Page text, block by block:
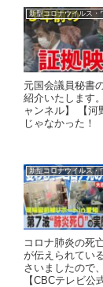
元国会議員秘書
紹介いたします
ャンネル】 【河
じゃなかった！
コロナ肺炎の死
が伝えられてい
さいましたので
【CBCテレビ公